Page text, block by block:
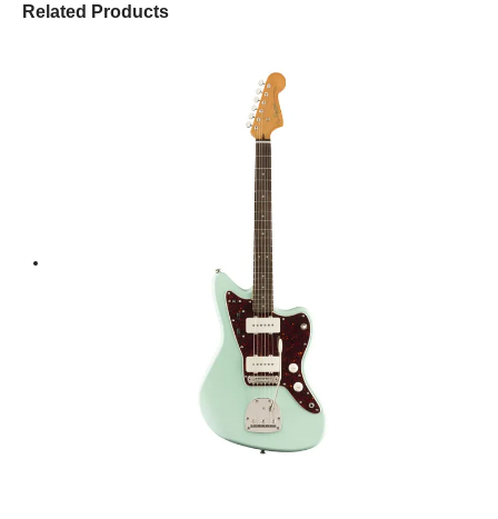
Related Products